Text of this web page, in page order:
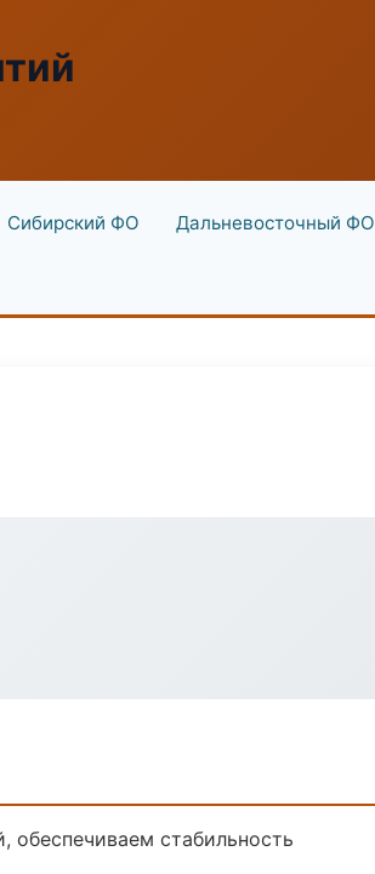
Сибирский ФО Дальневосточный ФО
стабильность